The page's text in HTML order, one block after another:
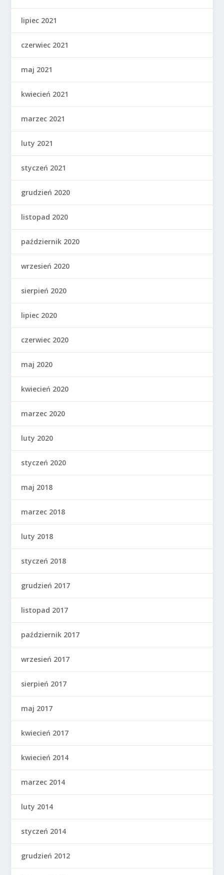
lipiec 2021
czerwiec 2021
maj 2021
kwiecień 2021
marzec 2021
luty 2021
styczeń 2021
grudzień 2020
listopad 2020
październik 2020
wrzesień 2020
sierpień 2020
lipiec 2020
czerwiec 2020
maj 2020
kwiecień 2020
marzec 2020
luty 2020
styczeń 2020
maj 2018
marzec 2018
luty 2018
styczeń 2018
grudzień 2017
listopad 2017
październik 2017
wrzesień 2017
sierpień 2017
maj 2017
kwiecień 2017
kwiecień 2014
marzec 2014
luty 2014
styczeń 2014
grudzień 2012